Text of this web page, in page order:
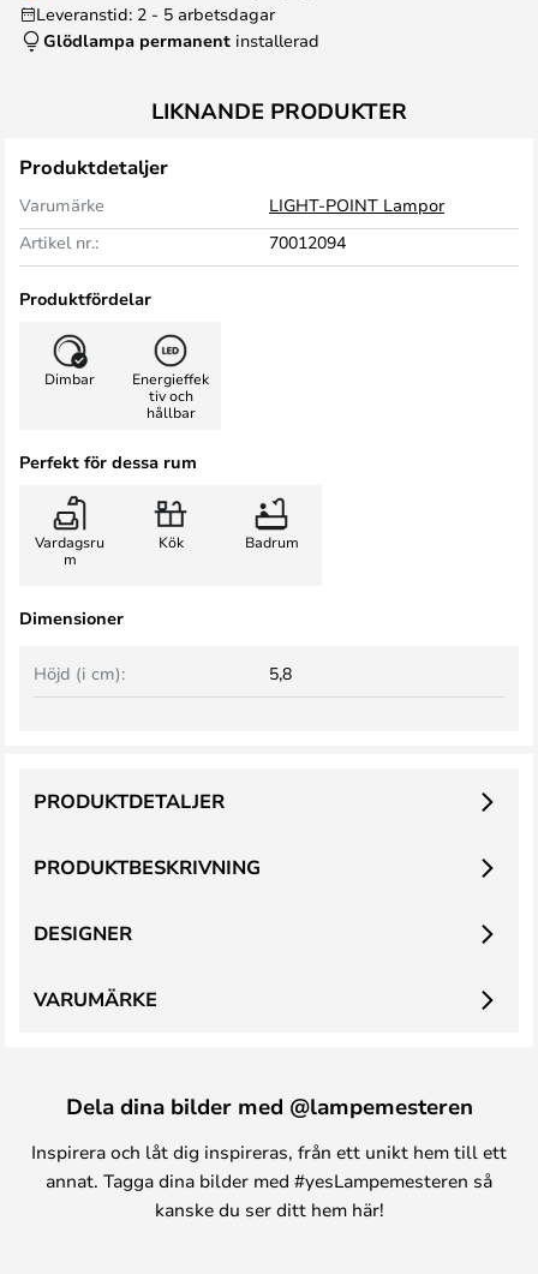
Leveranstid: 2 - 5 arbetsdagar
Glödlampa permanent installerad
LIKNANDE PRODUKTER
Produktdetaljer
Varumärke
LIGHT-POINT Lampor
Artikel nr.:
70012094
Produktfördelar
Dimbar
Energieffek
tiv och
hållbar
Perfekt för dessa rum
Vardagsru
m
Kök Badrum
Dimensioner
Höjd (i cm): 5,8
PRODUKTBESKRIVNING
PRODUKTDETALJER
DESIGNER
VARUMÄRKE
Dela dina bilder med @lampemesteren
Inspirera och låt dig inspireras, från ett unikt hem till ett
annat. Tagga dina bilder med #yesLampemesteren så
kanske du ser ditt hem här!